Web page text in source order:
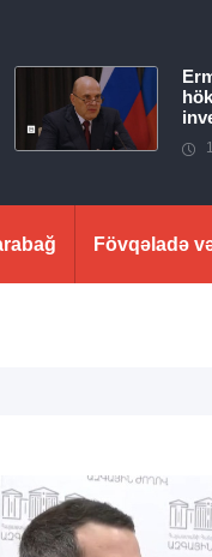
Fövqəladə